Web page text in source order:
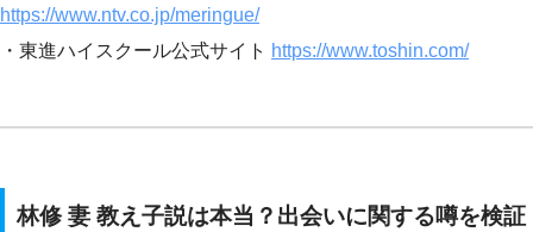
https://www.ntv.co.jp/meringue/
・東進ハイスクール公式サイト https://www.toshin.com/
林修 妻 教え子説は本当？出会いに関する噂を検証